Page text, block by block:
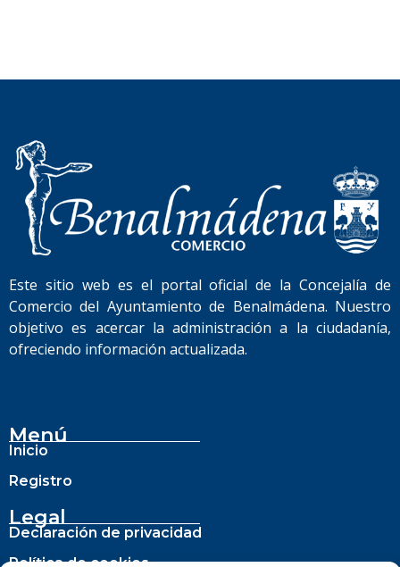
Este sitio web es el portal oficial de la Concejalía de
Comercio del Ayuntamiento de Benalmádena. Nuestro
objetivo es acercar la administración a la ciudadanía,
ofreciendo información actualizada.
Menú
Inicio
Registro
Legal
Declaración de privacidad
Política de cookies